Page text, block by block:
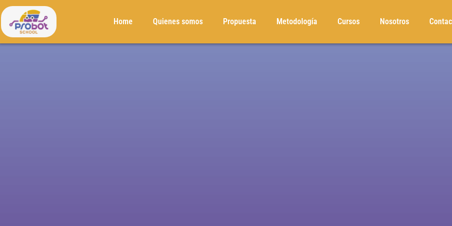
Home Quienes somos Propuesta Metodología Cursos Nosotros